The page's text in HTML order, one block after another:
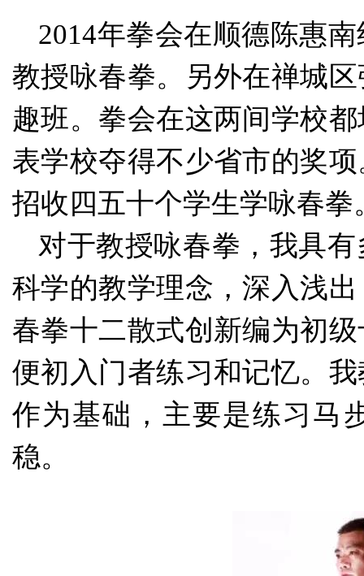
2014年拳会在顺德陈惠
教授咏春拳。另外在禅城
趣班。拳会在这两间学校
表学校夺得不少省市的奖
招收四五十个学生学咏春拳
对于教授咏春拳，我具
科学的教学理念，深入浅
春拳十二散式创新编为初
便初入门者练习和记忆。
作为基础，主要是练习马
稳。